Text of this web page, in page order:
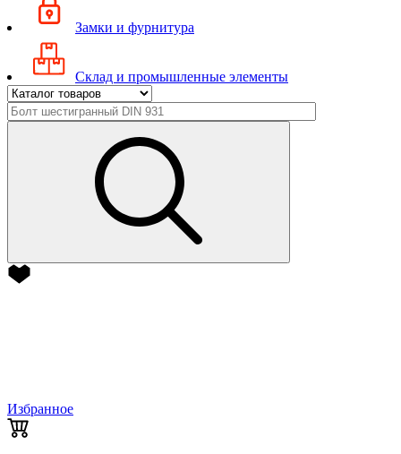
Замки и фурнитура
Склад и промышленные элементы
Избранное